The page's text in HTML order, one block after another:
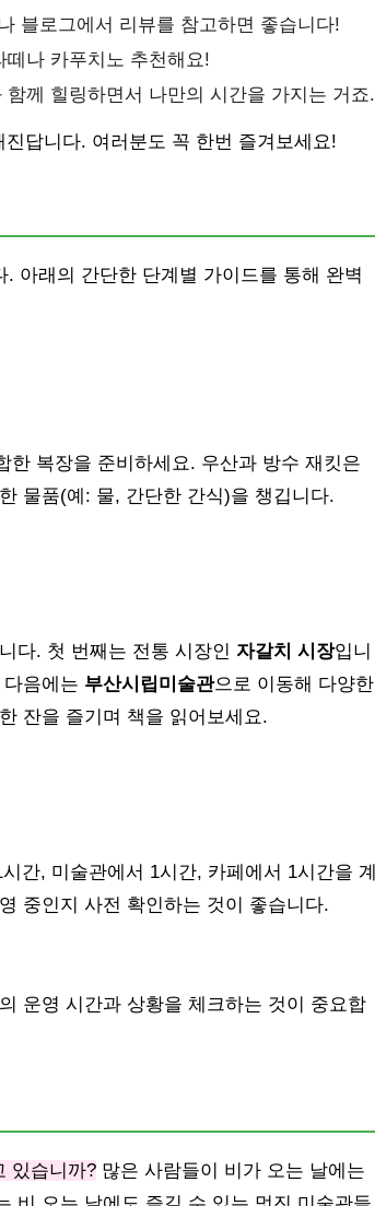
블로그에서 리뷰를 참고하면 좋습니다!
나 카푸치노 추천해요!
께 힐링하면서 나만의 시간을 가지는 거죠.
답니다. 여러분도 꼭 한번 즐겨보세요!
. 아래의 간단한 단계별 가이드를 통해 완벽
한 복장을 준비하세요. 우산과 방수 재킷은
물품(예: 물, 간단한 간식)을 챙깁니다.
다. 첫 번째는 전통 시장인 자갈치 시장입니
음에는 부산시립미술관으로 이동해 다양한
잔을 즐기며 책을 읽어보세요.
간, 미술관에서 1시간, 카페에서 1시간을 계
중인지 사전 확인하는 것이 좋습니다.
운영 시간과 상황을 체크하는 것이 중요합
있습니까? 많은 사람들이 비가 오는 날에는